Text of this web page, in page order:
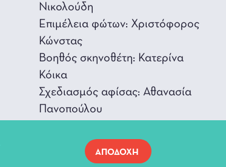
Νικολούδη
Επιμέλεια φώτων: Χριστόφορος
Κώνστας
Βοηθός σκηνοθέτη: Κατερίνα
Κόικα
Σχεδιασμός αφίσας: Αθανασία
Πανοπούλου
Ραουζαίου
Φωτογραφίες/Βίντεο: Ζωή
ΑΠΟΔΟΧΗ